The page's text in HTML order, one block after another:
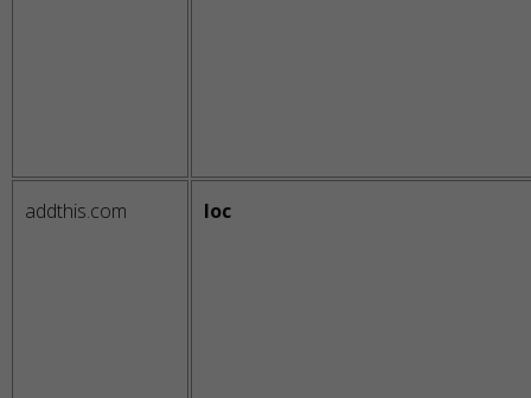
addthis.com loc